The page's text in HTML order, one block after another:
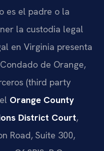
es el padre o la
la custodia legal
en Virginia presenta
de Orange,
(third party
Orange County
District Court,
Road, Suite 300,